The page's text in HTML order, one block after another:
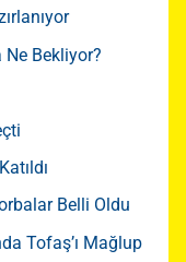
Ne Bekliyor?
Belli Oldu
Tofaş’ı Mağlup